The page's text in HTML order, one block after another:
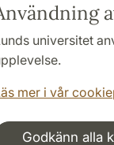
universitet
mer i vår
Godkänn alla